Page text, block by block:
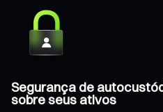
Segurança de
sobre seus ativos